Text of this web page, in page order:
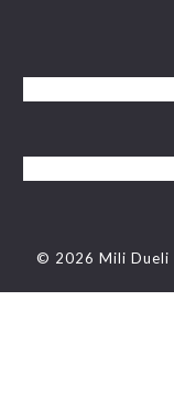
© 2026 Mili Dueli